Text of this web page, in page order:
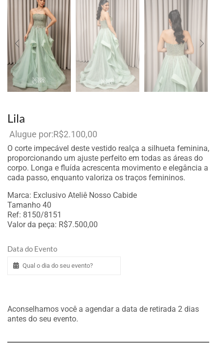
Lila
R$2.100,00
O corte impecável deste vestido realça a silhueta feminina,
proporcionando um ajuste perfeito em todas as áreas do
corpo. Longa e fluída acrescenta movimento e elegância a
cada passo, enquanto valoriza os traços femininos.
Marca: Exclusivo Ateliê Nosso Cabide
Tamanho 40
Ref: 8150/8151
Valor da peça: R$7.500,00
Data do Evento
Aconselhamos você a agendar a data de retirada 2 dias
antes do seu evento.